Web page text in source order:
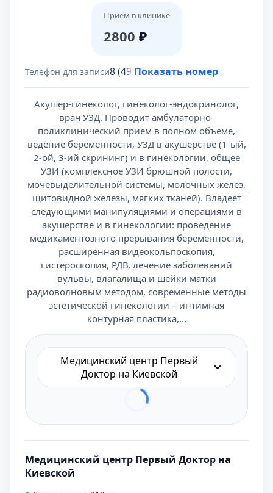
Приём в клинике
2800 ₽
Телефон для записи8 (495) 431-69-47
Показать номер
Акушер-гинеколог, гинеколог-эндокринолог,
врач УЗД. Проводит амбулаторно-
поликлинический прием в полном объёме,
ведение беременности, УЗД в акушерстве (1-ый,
2-ой, 3-ий скрининг) и в гинекологии, общее
УЗИ (комплексное УЗИ брюшной полости,
мочевыделительной системы, молочных желез,
щитовидной железы, мягких тканей). Владеет
следующими манипуляциями и операциями в
акушерстве и в гинекологии: проведение
медикаментозного прерывания беременности,
расширенная видеокольпоскопия,
гистероскопия, РДВ, лечение заболеваний
вульвы, влагалища и шейки матки
радиоволновым методом, современные методы
эстетической гинекологии – интимная
контурная пластика,...
Медицинский центр Первый
Доктор на Киевской
Медицинский центр Первый Доктор на
Киевской